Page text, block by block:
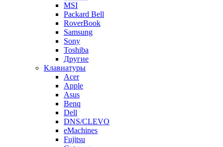
MSI
Packard Bell
RoverBook
Samsung
Sony
Toshiba
Другие
Клавиатуры
Acer
Apple
Asus
Benq
Dell
DNS/CLEVO
eMachines
Fujitsu